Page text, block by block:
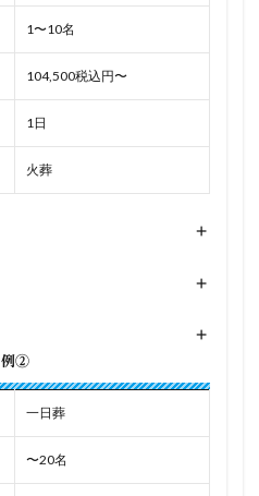
1〜10名
104,500税込円〜
1日
火葬
+
+
+
例②
一日葬
〜20名